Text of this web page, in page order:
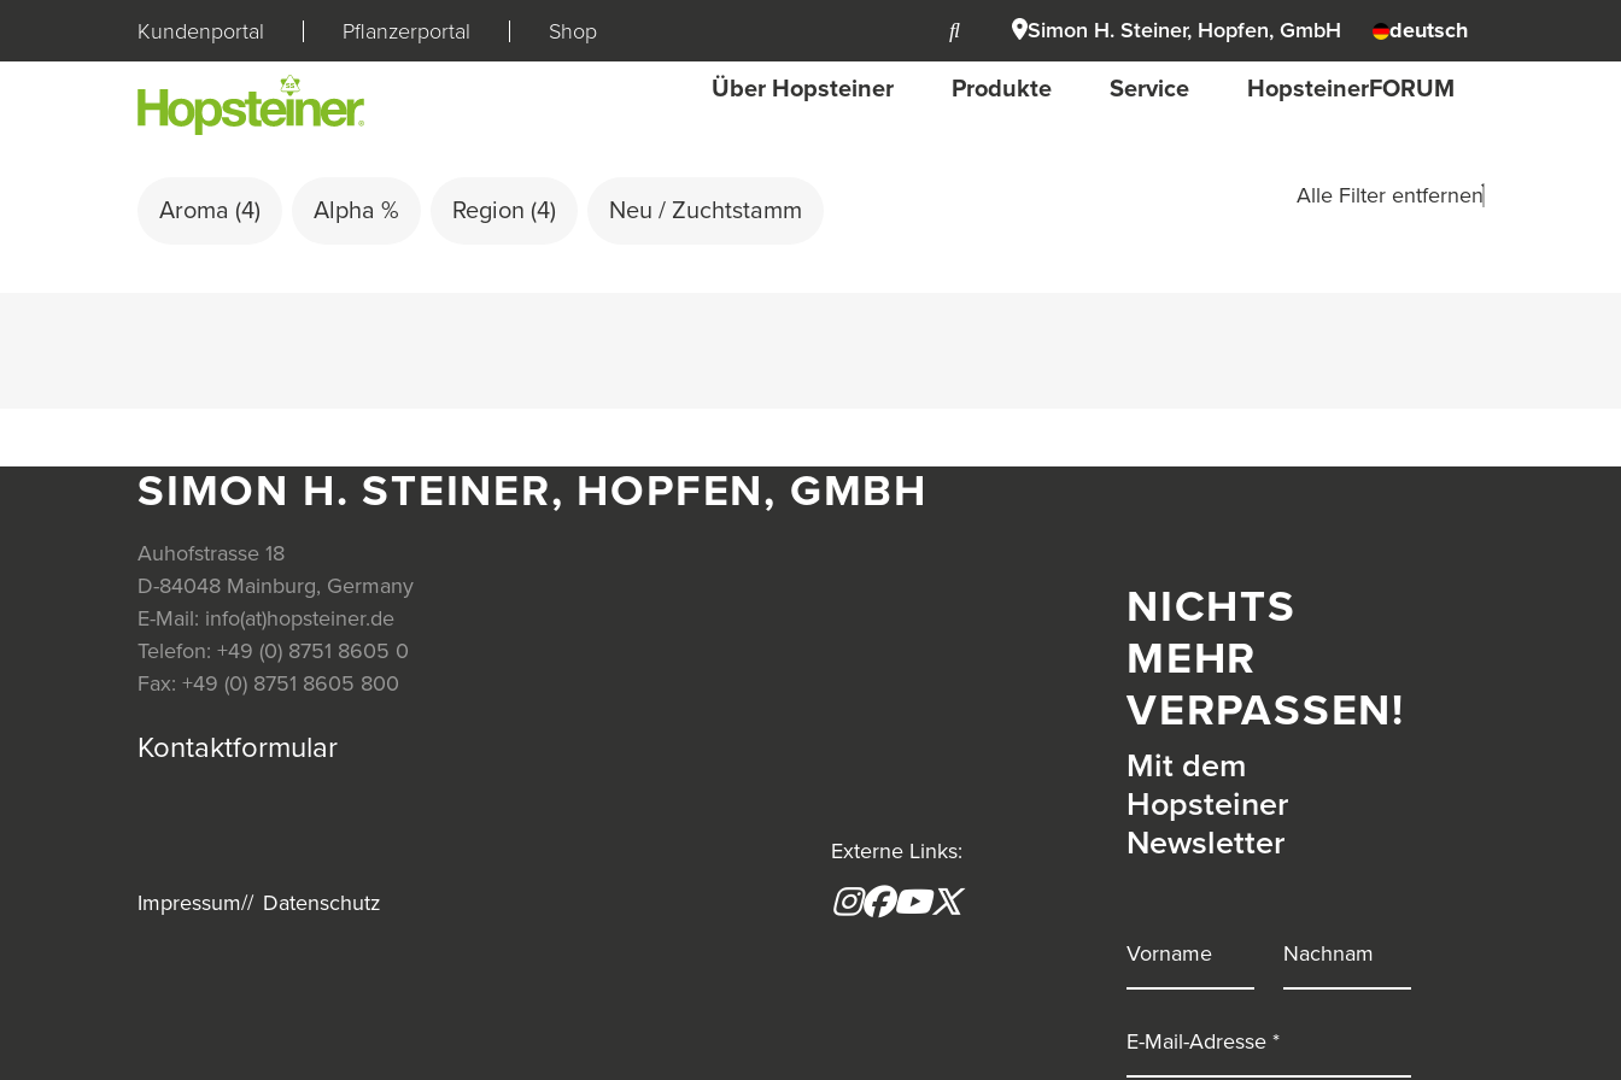
Kundenportal Pflanzerportal Shop Simon H. Steiner, Hopfen, GmbH deutsch
Über Hopsteiner Produkte Service HopsteinerFORUM
Aroma (4) Alpha % Region (4) Neu / Zuchtstamm
Alle Filter entfernen
SIMON H. STEINER, HOPFEN, GMBH
Auhofstrasse 18
D-84048 Mainburg, Germany
E-Mail: info(at)hopsteiner.de
Telefon: +49 (0) 8751 8605 0
Fax: +49 (0) 8751 8605 800
Kontaktformular
Externe Links:
Instagram
Facebook
YouTube
Impressum Datenschutz
NICHTS
MEHR
VERPASSEN!
Mit dem
Hopsteiner
Newsletter